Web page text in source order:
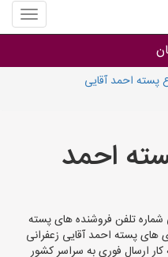
منوی
سایت
ها
پسته احمد آقایی
احمد
تلفن فروشنده های پسته
های پسته احمد آقایی زعفرانی
ارسال فوری به سراسر کشور